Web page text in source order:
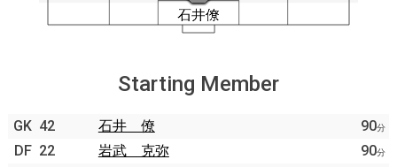
Starting Member
GK 42 石井 僚 90分
DF 22 岩武 克弥 90分